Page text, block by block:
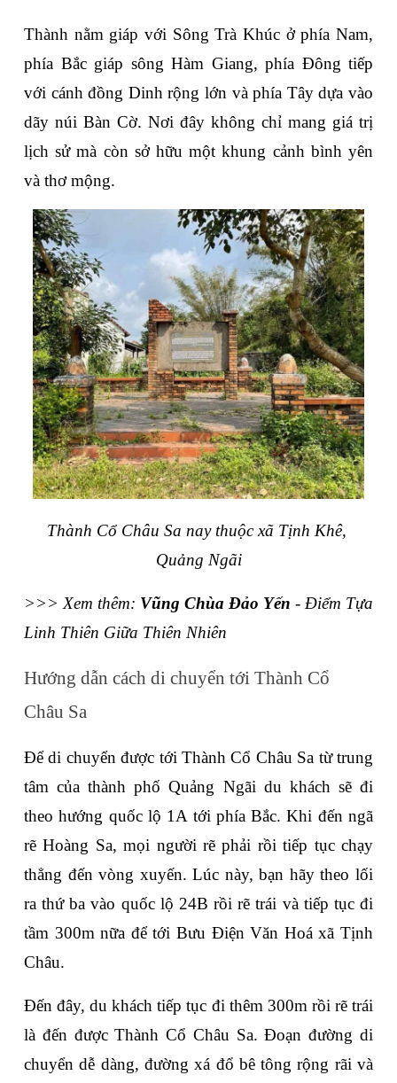
Thành nằm giáp với Sông Trà Khúc ở phía Nam,
phía Bắc giáp sông Hàm Giang, phía Đông tiếp
với cánh đồng Dinh rộng lớn và phía Tây dựa vào
dãy núi Bàn Cờ. Nơi đây không chỉ mang giá trị
lịch sử mà còn sở hữu một khung cảnh bình yên
và thơ mộng.
Thành Cổ Châu Sa nay thuộc xã Tịnh Khê,
Quảng Ngãi
>>> Xem thêm: Vũng Chùa Đảo Yến - Điểm Tựa
Linh Thiên Giữa Thiên Nhiên
Hướng dẫn cách di chuyển tới Thành Cổ
Châu Sa
Để di chuyển được tới Thành Cổ Châu Sa từ trung
tâm của thành phố Quảng Ngãi du khách sẽ đi
theo hướng quốc lộ 1A tới phía Bắc. Khi đến ngã
rẽ Hoàng Sa, mọi người rẽ phải rồi tiếp tục chạy
thẳng đến vòng xuyến. Lúc này, bạn hãy theo lối
ra thứ ba vào quốc lộ 24B rồi rẽ trái và tiếp tục đi
tầm 300m nữa để tới Bưu Điện Văn Hoá xã Tịnh
Châu.
Đến đây, du khách tiếp tục đi thêm 300m rồi rẽ trái
là đến được Thành Cổ Châu Sa. Đoạn đường di
chuyển dễ dàng, đường xá đổ bê tông rộng rãi và